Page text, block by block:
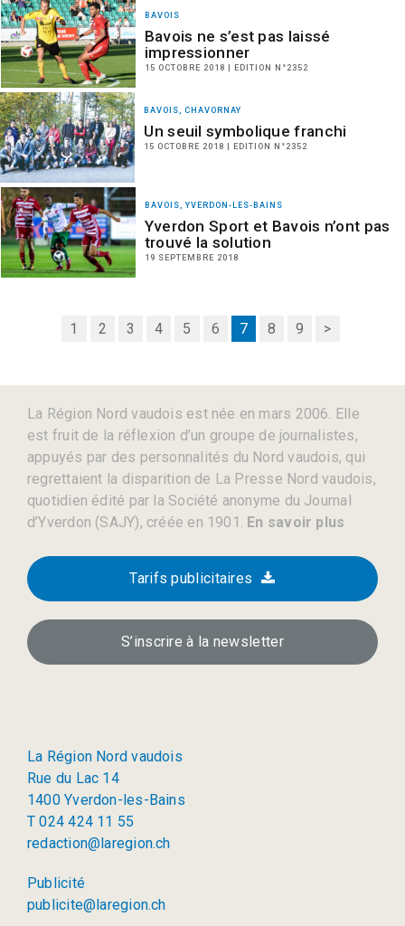
BAVOIS
Bavois ne s’est pas laissé
impressionner
15 OCTOBRE 2018 | EDITION N°2352
BAVOIS, CHAVORNAY
Un seuil symbolique franchi
15 OCTOBRE 2018 | EDITION N°2352
BAVOIS, YVERDON-LES-BAINS
Yverdon Sport et Bavois n’ont pas
trouvé la solution
19 SEPTEMBRE 2018
1 2 3 4 5 6 7 8 9 >
La Région Nord vaudois est née en mars 2006. Elle
est fruit de la réflexion d’un groupe de journalistes,
appuyés par des personnalités du Nord vaudois, qui
regrettaient la disparition de La Presse Nord vaudois,
quotidien édité par la Société anonyme du Journal
d’Yverdon (SAJY), créée en 1901. En savoir plus
Tarifs publicitaires
S’inscrire à la newsletter
La Région Nord vaudois
Rue du Lac 14
1400 Yverdon-les-Bains
T 024 424 11 55
redaction@laregion.ch
Publicité
publicite@laregion.ch